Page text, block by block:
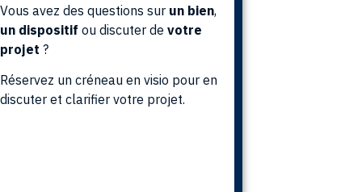
un dispositifou discuter de votre
projet?
discuter et clarifier votre projet.